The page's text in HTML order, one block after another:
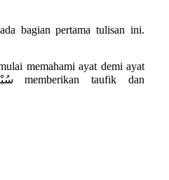
bagian pertama tulisan ini.
memahami ayat demi ayat